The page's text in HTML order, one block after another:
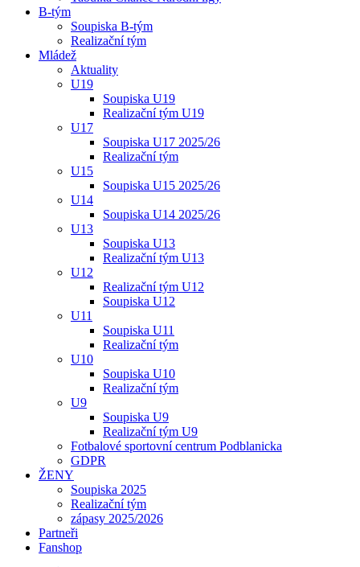
B-tým
Soupiska B-tým
Realizační tým
Mládež
Aktuality
U19
Soupiska U19
Realizační tým U19
U17
Soupiska U17 2025/26
Realizační tým
U15
Soupiska U15 2025/26
U14
Soupiska U14 2025/26
U13
Soupiska U13
Realizační tým U13
U12
Realizační tým U12
Soupiska U12
U11
Soupiska U11
Realizační tým
U10
Soupiska U10
Realizační tým
U9
Soupiska U9
Realizační tým U9
Fotbalové sportovní centrum Podblanicka
GDPR
ŽENY
Soupiska 2025
Realizační tým
zápasy 2025/2026
Partneři
Fanshop